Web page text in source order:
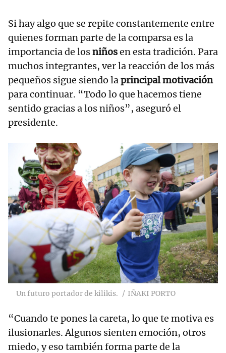
Si hay algo que se repite constantemente entre
quienes forman parte de la comparsa es la
importancia de losniñosen esta tradición. Para
muchos integrantes, ver la reacción de los más
pequeños sigue siendo laprincipal motivación
para continuar. “Todo lo que hacemos tiene
sentido gracias a los niños”, aseguró el
presidente.
Un futuro portador de kilikis. IÑAKI PORTO
“Cuando te pones la careta, lo que te motiva es
ilusionarles. Algunos sienten emoción, otros
miedo, y eso también forma parte de la